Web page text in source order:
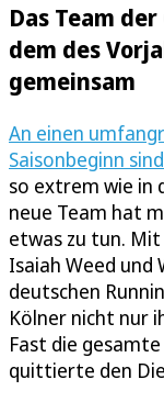
Das Team
dem des
gemeinsam
An einen
Saisonbeginn
so extrem wie in
neue Team hat
etwas zu tun.
Isaiah Weed und
deutschen
Kölner nicht nur
Fast die
quittierte den